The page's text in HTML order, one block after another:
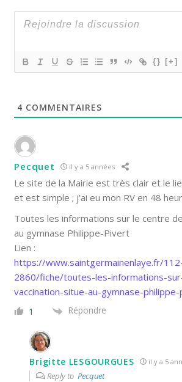
{} [+]
4 COMMENTAIRES
Pecquet il y a 5 années
Le site de la Mairie est très clair et le
et est simple ; j’ai eu mon RV en 48
Toutes les informations sur le centre
au gymnase Philippe-Pivert
Lien :
https://www.saintgermainenlaye.fr/
2860/fiche/toutes-les-informations-
vaccination-situe-au-gymnase-
1 Répondre
Brigitte LESGOURGUES il y a 5
Reply toPecquet